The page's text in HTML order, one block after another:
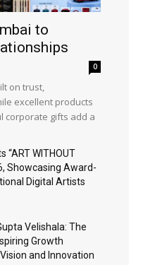
to
0
on trust,
excellent products
corporate gifts add a
“ART WITHOUT
Showcasing Award-
Digital Artists
Velishala: The
Growth
and Innovation